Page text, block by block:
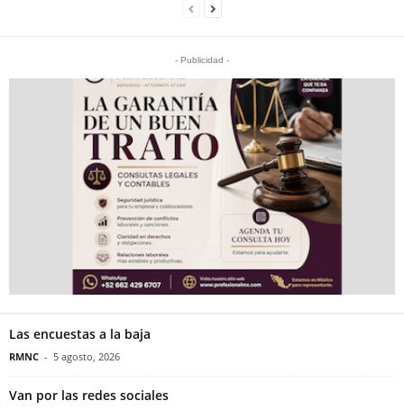
- Publicidad -
Las encuestas a la baja
RMNC - 5 agosto, 2026
Van por las redes sociales